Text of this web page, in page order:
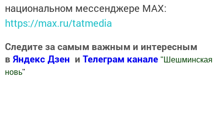
национальном мессенджере MАХ:
https://max.ru/tatmedia
Следите за самым важным и интересным
в Яндекс Дзен и Телеграм канале " Шешминская
новь"